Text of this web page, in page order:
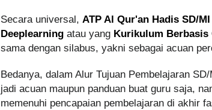
Secara universal, ATP Al Qur'an Hadis SD/
Deeplearning atau yang Kurikulum Berbasis
sama dengan silabus, yakni sebagai acuan
Bedanya, dalam Alur Tujuan Pembelajaran
jadi acuan maupun panduan buat guru saja,
memenuhi pencapaian pembelajaran di akhir